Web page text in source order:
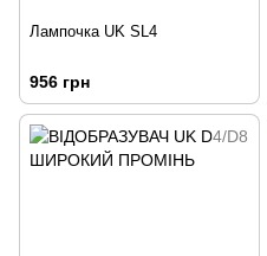
Лампочка UK SL4
956 грн